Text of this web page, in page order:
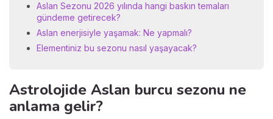
Aslan Sezonu 2026 yılında hangi baskın temaları
gündeme getirecek?
Aslan enerjisiyle yaşamak: Ne yapmalı?
Elementiniz bu sezonu nasıl yaşayacak?
Astrolojide Aslan burcu sezonu ne
anlama gelir?